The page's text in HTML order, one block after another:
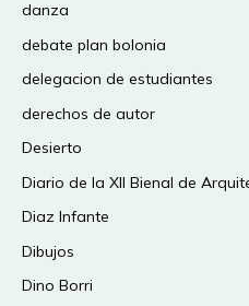
danza
debate plan bolonia
delegacion de estudiantes
derechos de autor
Desierto
Diario de la XII Bienal de
Diaz Infante
Dibujos
Dino Borri